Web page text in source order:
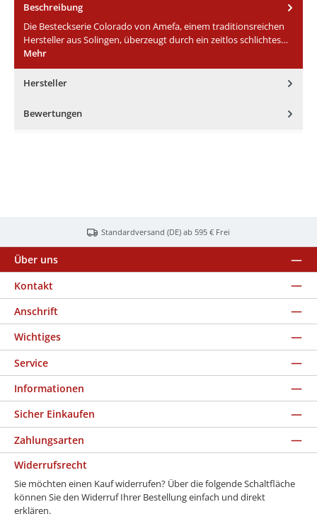
Beschreibung
Die Besteckserie Colorado von Amefa, einem traditionsreichen
Hersteller aus Solingen, überzeugt durch ein zeitlos schlichtes…
Mehr
Hersteller
Bewertungen
Standardversand (DE) ab 595 € Frei
Über uns
Kontakt
Anschrift
Wichtiges
Service
Informationen
Sicher Einkaufen
Zahlungsarten
Widerrufsrecht
Sie möchten einen Kauf widerrufen? Über die folgende Schaltfläche
können Sie den Widerruf Ihrer Bestellung einfach und direkt
erklären.